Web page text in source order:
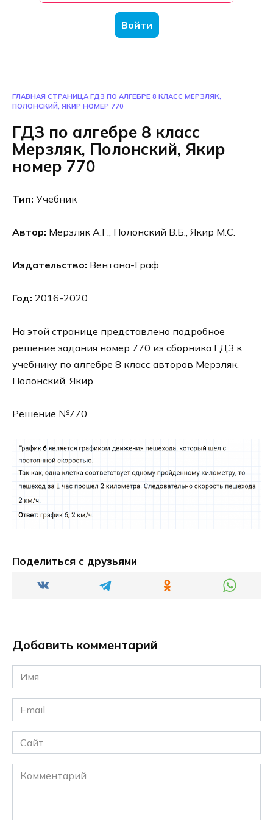
Войти
ГЛАВНАЯ СТРАНИЦА ГДЗ ПО АЛГЕБРЕ 8 КЛАСС МЕРЗЛЯК,
ПОЛОНСКИЙ, ЯКИР НОМЕР 770
ГДЗ по алгебре 8 класс
Мерзляк, Полонский, Якир
номер 770
Тип: Учебник
Автор: Мерзляк А.Г., Полонский В.Б., Якир М.С.
Издательство: Вентана-Граф
Год: 2016-2020
На этой странице представлено подробное
решение задания номер 770 из сборника ГДЗ к
учебнику по алгебре 8 класс авторов Мерзляк,
Полонский, Якир.
Решение №770
Поделиться с друзьями
Добавить комментарий
Имя
*
Email
*
Сайт
Комментарий